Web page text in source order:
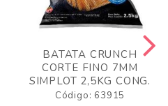
BATATA CRUNCH
CORTE FINO 7MM
SIMPLOT 2,5KG CONG.
Código: 63915